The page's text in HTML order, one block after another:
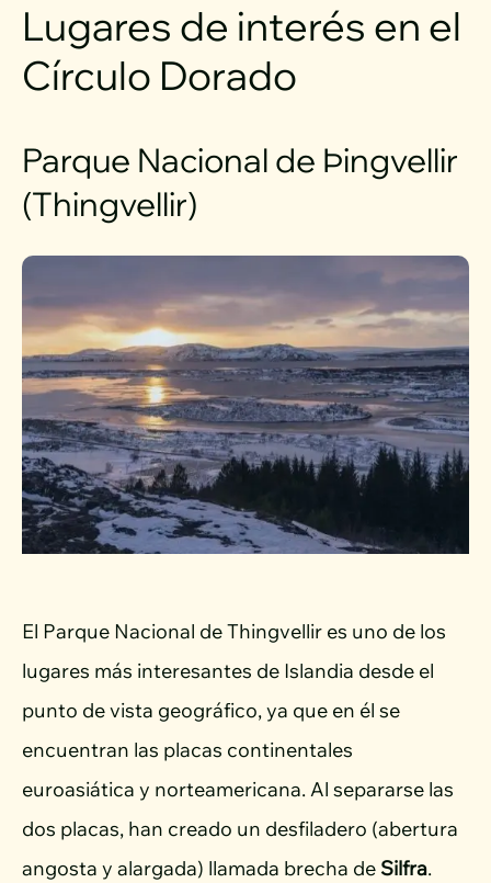
Lugares de interés en el
Círculo Dorado
Parque Nacional de Þingvellir
(Thingvellir)
El Parque Nacional de Thingvellir es uno de los
lugares más interesantes de Islandia desde el
punto de vista geográfico, ya que en él se
encuentran las placas continentales
euroasiática y norteamericana. Al separarse las
dos placas, han creado un desfiladero (abertura
angosta y alargada) llamada brecha de Silfra.